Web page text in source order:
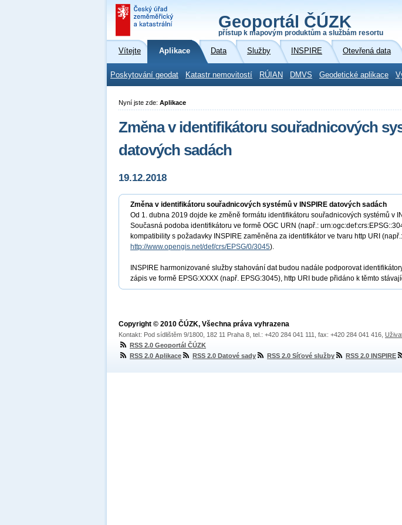
Geoportál ČÚZK
přístup k mapovým produktům a službám resortu
Vítejte Aplikace Data Služby INSPIRE Otevřená data
Poskytování geodat Katastr nemovitostí RÚIAN DMVS Geodetické aplikace
Nyní jste zde: Aplikace
Změna v identifikátoru souřadnicových
datových sadách
19.12.2018
Změna v identifikátoru souřadnicových systémů v INSPIRE datových sadách
Od 1. dubna 2019 dojde ke změně formátu identifikátoru souřadnicových systémů v
Současná podoba identifikátoru ve formě OGC URN (např.:
kompatibility s požadavky INSPIRE zaměněna za identifikátor ve tvaru http URI (např.:
http://www.opengis.net/def/crs/EPSG/0/3045).
INSPIRE harmonizované služby stahování dat budou nadále podporovat
zápis ve formě EPSG:XXXX (např. EPSG:3045), http URI bude přidáno k těmto
Copyright © 2010 ČÚZK, Všechna práva vyhrazena
Kontakt: Pod sídlištěm 9/1800, 182 11 Praha 8, tel.: +420 284 041 111, fax: +420 284 041 416,
RSS 2.0 Geoportál ČÚZK
RSS 2.0 Aplikace
RSS 2.0 Datové sady RSS 2.0 Síťové služby RSS 2.0 INSPIRE